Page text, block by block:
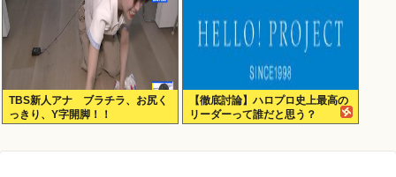
TBS新人アナ ブラチラ、お尻く
っきり、Y字開脚！！
【徹底討論】ハロプロ史上最高の
リーダーって誰だと思う？